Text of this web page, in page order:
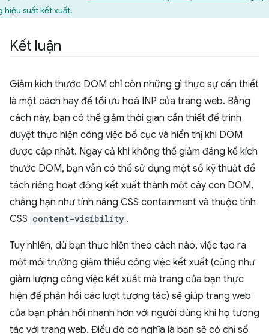
hiệu suất kết xuất.
Kết luận
Giảm kích thước DOM chỉ còn những gì thực sự cần thiết
là một cách hay để tối ưu hoá INP của trang web. Bằng
cách này, bạn có thể giảm thời gian cần thiết để trình
duyệt thực hiện công việc bố cục và hiển thị khi DOM
được cập nhật. Ngay cả khi không thể giảm đáng kể kích
thước DOM, bạn vẫn có thể sử dụng một số kỹ thuật để
tách riêng hoạt động kết xuất thành một cây con DOM,
chẳng hạn như tính năng CSS containment và thuộc tính
CSS content-visibility .
Tuy nhiên, dù bạn thực hiện theo cách nào, việc tạo ra
một môi trường giảm thiểu công việc kết xuất (cũng như
giảm lượng công việc kết xuất mà trang của bạn thực
hiện để phản hồi các lượt tương tác) sẽ giúp trang web
của bạn phản hồi nhanh hơn với người dùng khi họ tương
tác với trang web. Điều đó có nghĩa là bạn sẽ có chỉ số